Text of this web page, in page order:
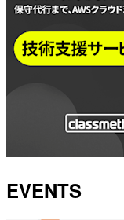
EVENTS